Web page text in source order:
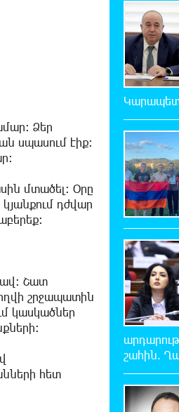
Ձեր
սպասում էիք:
մտածել: Օրը
դժվար
Շատ
շրջապատին
կասկածներ
հետ
շահին.